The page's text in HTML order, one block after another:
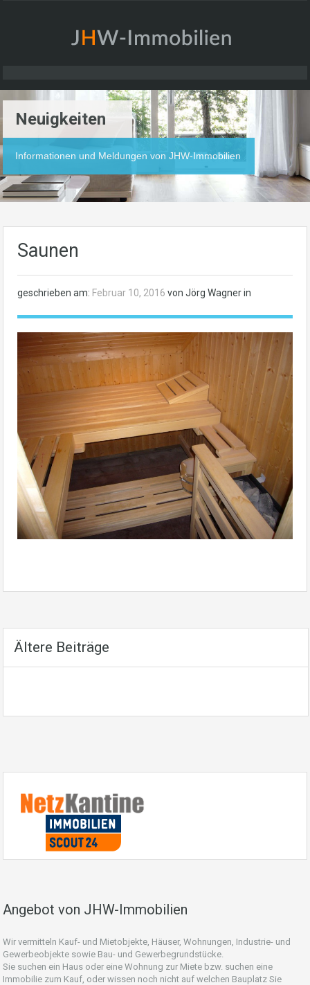
Neuigkeiten
Informationen und Meldungen von JHW-Immobilien
Saunen
geschrieben am: Februar 10, 2016 von Jörg Wagner in
Ältere Beiträge
Angebot von JHW-Immobilien
Wir vermitteln Kauf- und Mietobjekte, Häuser, Wohnungen, Industrie- und
Gewerbeobjekte sowie Bau- und Gewerbegrundstücke.
Sie suchen ein Haus oder eine Wohnung zur Miete bzw. suchen eine
Immobilie zum Kauf, oder wissen noch nicht auf welchen Bauplatz Sie